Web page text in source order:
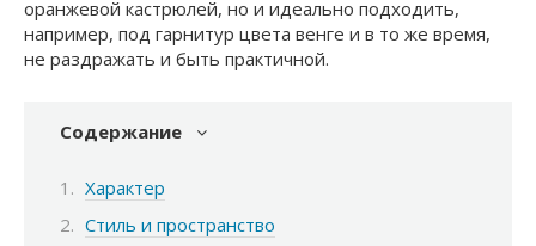
оранжевой кастрюлей, но и идеально подходить,
например, под гарнитур цвета венге и в то же время,
не раздражать и быть практичной.
Содержание
Характер
Стиль и пространство